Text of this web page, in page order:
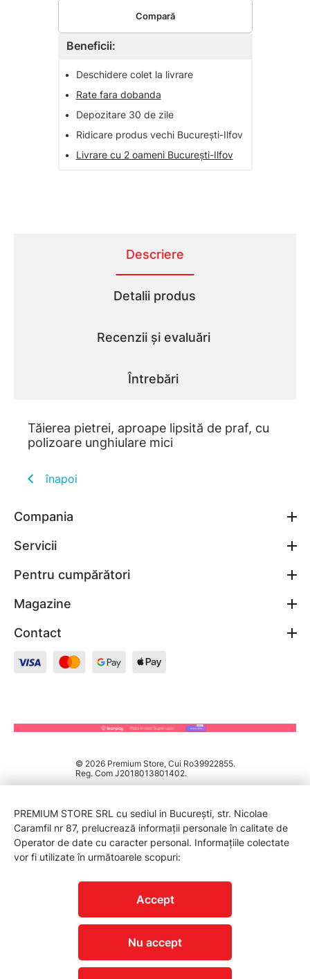
Beneficii:
•
Deschidere colet la livrare
•
Rate fara dobanda
•
Depozitare 30 de zile
•
Ridicare produs vechi București-Ilfov
•
Livrare cu 2 oameni București-Ilfov
Compară
Descriere
Detalii produs
Recenzii și evaluări
Întrebări
Tăierea pietrei, aproape lipsită de praf, cu
polizoare unghiulare mici
înapoi
Compania
Servicii
Pentru cumpărători
Magazine
Contact
© 2026 Premium Store, Cui Ro39922855.
Reg. Com J2018013801402.
PREMIUM STORE SRL cu sediul in București, str. Nicolae
Caramfil nr 87, prelucrează informații personale în calitate de
Operator de date cu caracter personal. Informațiile colectate
vor fi utilizate în următoarele scopuri:
Accept
Nu accept